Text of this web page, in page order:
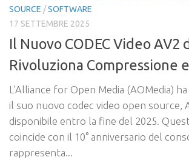
SOURCE /SOFTWARE
17 SETTEMBRE 2025
Il Nuovo CODEC Video AV2
Rivoluziona Compressione
L’Alliance for Open Media (AOMedia)
il suo nuovo codec video open source,
disponibile entro la fine del 2025.
coincide con il 10° anniversario del
rappresenta...